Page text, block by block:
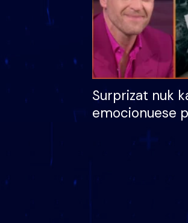
Surprizat nuk
emocionuese